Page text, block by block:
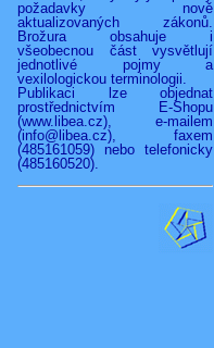
požadavky nově
aktualizovaných zákonů.
Brožura obsahuje i
všeobecnou část vysvětlují
jednotlivé pojmy a
vexilologickou terminologii.
Publikaci lze objednat
prostřednictvím E-Shopu
(www.libea.cz), e-mailem
(info@libea.cz), faxem
(485161059) nebo telefonicky
(485160520).